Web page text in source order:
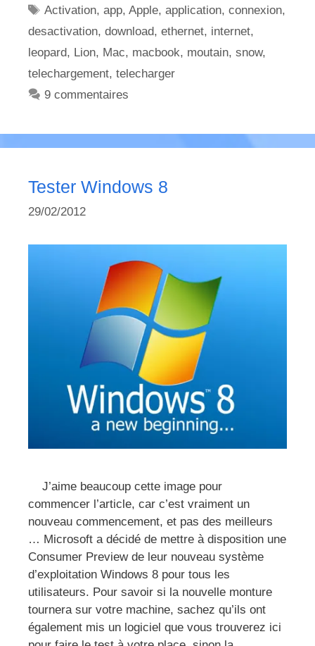
Étiquettes
Activation,app,Apple,application,connexion,
desactivation, download, ethernet, internet,
leopard, Lion, Mac, macbook, moutain, snow,
telechargement, telecharger
9 commentaires
Tester Windows 8
29/02/2012
J’aime beaucoup cette image pour
commencer l’article, car c’est vraiment un
nouveau commencement, et pas des meilleurs
… Microsoft a décidé de mettre à disposition une
Consumer Preview de leur nouveau système
d’exploitation Windows 8 pour tous les
utilisateurs. Pour savoir si la nouvelle monture
tournera sur votre machine, sachez qu’ils ont
également mis un logiciel que vous trouverez ici